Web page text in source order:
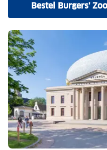
Bestel Burgers'